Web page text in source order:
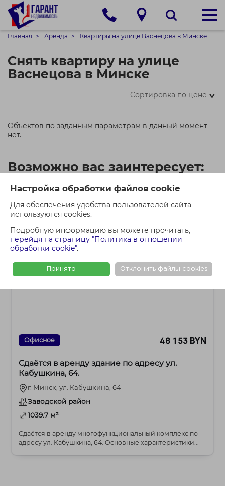
Настройка обработки файлов cookie
Для обеспечения удобства пользователей сайта
используются cookies.
Подробную информацию вы можете прочитать,
перейдя на страницу "Политика в отношении
обработки cookie".
Принято Отклонить файлы cookies
Главная Аренда Квартиры на улице Васнецова в Минске
Снять квартиру на улице
Васнецова в Минске
Сортировка по цене>
Объектов по заданным параметрам в данный момент
нет.
Возможно вас заинтересует:
Офисное 48 153 BYN
Сдаётся в аренду здание по адресу ул.
Кабушкина, 64.
г. Минск, ул. Кабушкина, 64
Заводской район
1039.7 м²
Сдаётся в аренду многофункциональный комплекс по
адресу ул. Кабушкина, 64. Основные характеристики...